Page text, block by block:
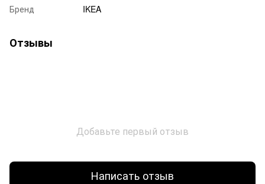
Бренд IKEA
Отзывы
Добавьте первый отзыв
Написать отзыв